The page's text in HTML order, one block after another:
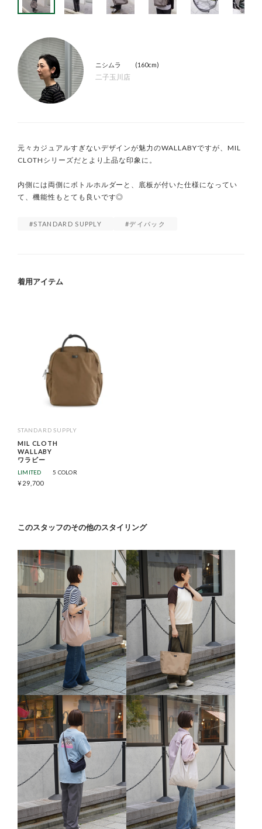
ニシムラ
二子玉川店
160cm
元々カジュアルすぎないデザインが魅力のWALLABYですが、MIL
CLOTHシリーズだとより上品な印象に。
内側には両側にボトルホルダーと、底板が付いた仕様になってい
て、機能性もとても良いです◎
STANDARD SUPPLY デイパック
着用アイテム
STANDARD SUPPLY
MIL CLOTH
WALLABY
ワラビー
LIMITED 5 COLOR
¥29,700
このスタッフのその他のスタイリング